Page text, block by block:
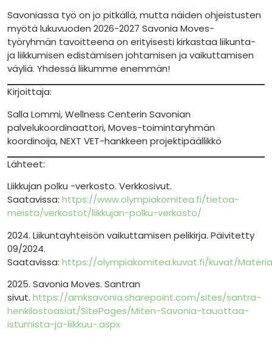
Savoniassa työ on jo pitkällä, mutta näiden ohjeistusten
myötä lukuvuoden 2026-2027 Savonia Moves-
työryhmän tavoitteena on erityisesti kirkastaa liikunta-
ja liikkumisen edistämisen johtamisen ja vaikuttamisen
väyliä. Yhdessä liikumme enemmän!
Kirjoittaja:
Salla Lommi, Wellness Centerin Savonian
palvelukoordinaattori, Moves-toimintaryhmän
koordinoija, NEXT VET-hankkeen projektipäällikkö
Lähteet:
Liikkujan polku -verkosto. Verkkosivut.
Saatavissa: https://www.olympiakomitea.fi/tietoa-
meista/verkostot/liikkujan-polku-verkosto/
2024. Liikuntayhteisön vaikuttamisen pelikirja. Päivitetty
09/2024.
Saatavissa: https://olympiakomitea.kuvat.fi/kuvat/
2025. Savonia Moves. Santran
sivut. https://amksavonia.sharepoint.com/sites/santra-
henkilostoasiat/SitePages/Miten-Savonia-tauottaa-
istumista-ja-liikkuu-.aspx